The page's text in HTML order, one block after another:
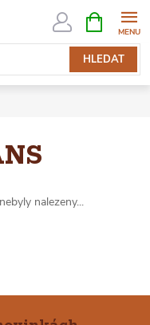
HLEDAT
NÁKUPNÍ
KOŠÍK
nebyly nalezeny...